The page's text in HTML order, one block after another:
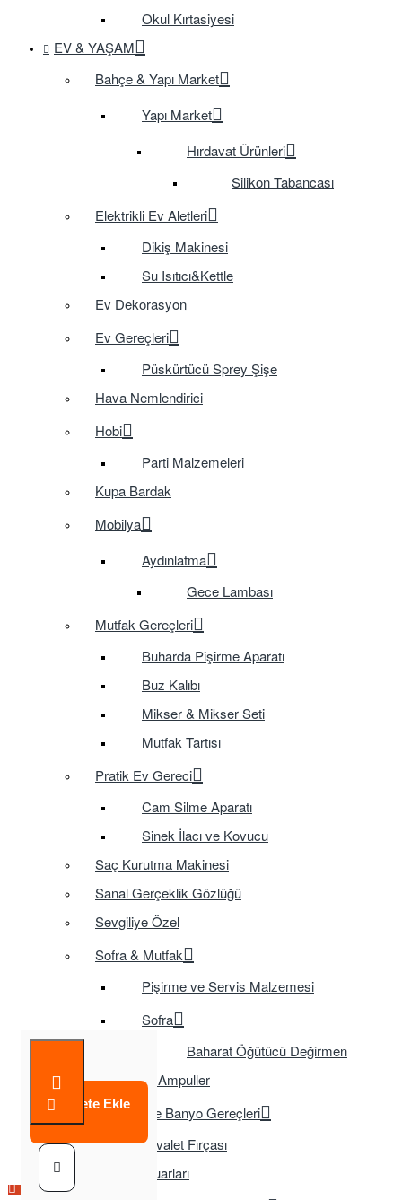
Okul Kırtasiyesi
EV & YAŞAM
Bahçe & Yapı Market
Yapı Market
Hırdavat Ürünleri
Silikon Tabancası
Elektrikli Ev Aletleri
Dikiş Makinesi
Su Isıtıcı&Kettle
Ev Dekorasyon
Ev Gereçleri
Püskürtücü Sprey Şişe
Hava Nemlendirici
Hobi
Parti Malzemeleri
Kupa Bardak
Mobilya
Aydınlatma
Gece Lambası
Mutfak Gereçleri
Buharda Pişirme Aparatı
Buz Kalıbı
Mikser & Mikser Seti
Mutfak Tartısı
Pratik Ev Gereci
Cam Silme Aparatı
Sinek İlacı ve Kovucu
Saç Kurutma Makinesi
Sanal Gerçeklik Gözlüğü
Sevgiliye Özel
Sofra & Mutfak
Pişirme ve Servis Malzemesi
Sofra
Baharat Öğütücü Değirmen
Tasarruflu Ampuller
Temizlik ve Banyo Gereçleri
Tuvalet Fırçası
TV Aksesuarları
Sepete Ekle
Çok Satılan Ürün
Çok Satılan Ürün
Çok Satılan Ürün
Çok Satılan Ürün